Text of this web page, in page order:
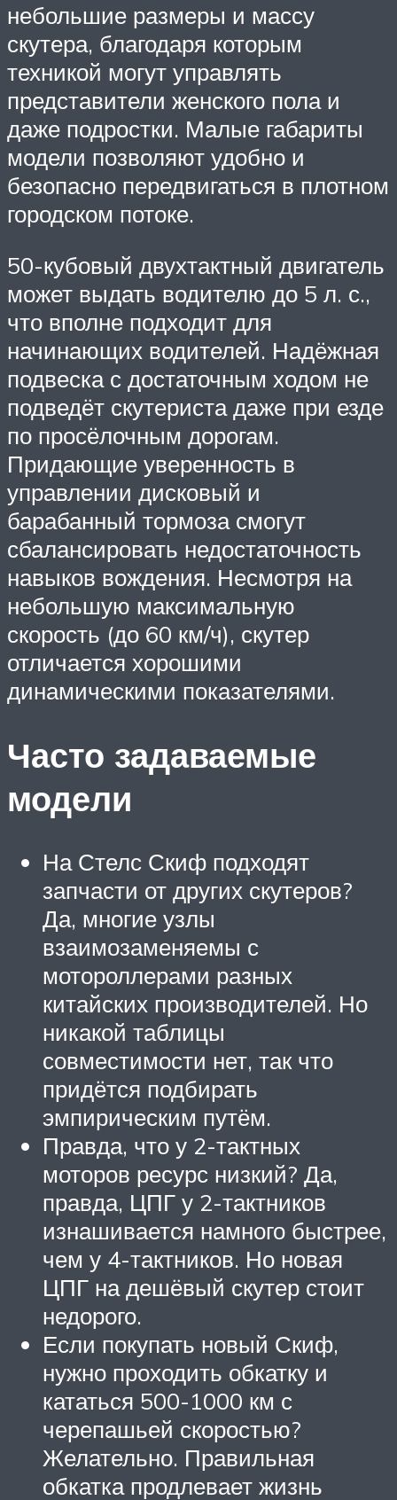
небольшие размеры и массу
скутера, благодаря которым
техникой могут управлять
представители женского пола и
даже подростки. Малые габариты
модели позволяют удобно и
безопасно передвигаться в плотном
городском потоке.
50-кубовый двухтактный двигатель
может выдать водителю до 5 л. с.,
что вполне подходит для
начинающих водителей. Надёжная
подвеска с достаточным ходом не
подведёт скутериста даже при езде
по просёлочным дорогам.
Придающие уверенность в
управлении дисковый и
барабанный тормоза смогут
сбалансировать недостаточность
навыков вождения. Несмотря на
небольшую максимальную
скорость (до 60 км/ч), скутер
отличается хорошими
динамическими показателями.
Часто задаваемые
модели
На Стелс Скиф подходят
запчасти от других скутеров?
Да, многие узлы
взаимозаменяемы с
мотороллерами разных
китайских производителей. Но
никакой таблицы
совместимости нет, так что
придётся подбирать
эмпирическим путём.
Правда, что у 2-тактных
моторов ресурс низкий? Да,
правда, ЦПГ у 2-тактников
изнашивается намного быстрее,
чем у 4-тактников. Но новая
ЦПГ на дешёвый скутер стоит
недорого.
Если покупать новый Скиф,
нужно проходить обкатку и
кататься 500-1000 км с
черепашьей скоростью?
Желательно. Правильная
обкатка продлевает жизнь